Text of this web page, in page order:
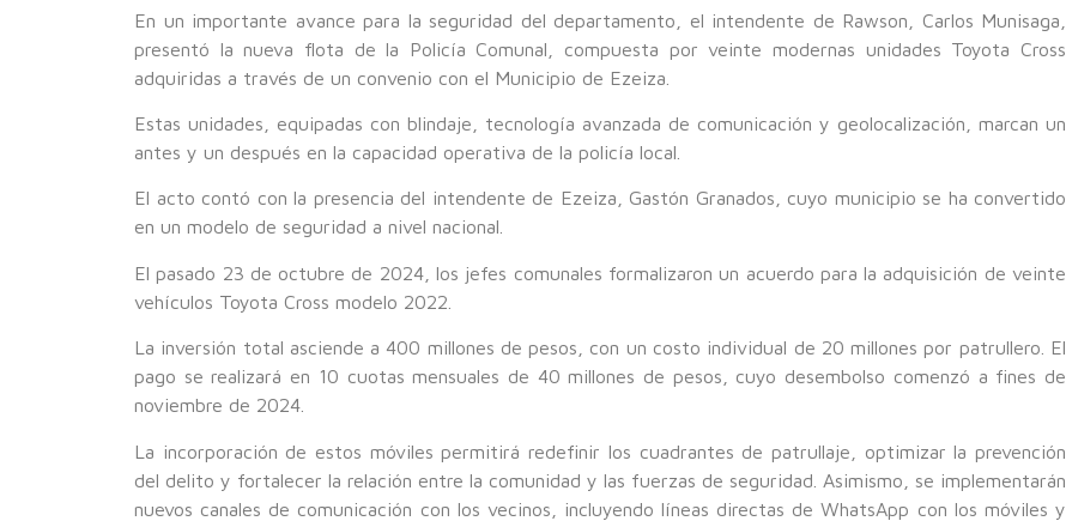
En un importante avance para la seguridad del departamento, el intendente de Rawson, Carlos Munisaga,
presentó la nueva flota de la Policía Comunal, compuesta por veinte modernas unidades Toyota Cross
adquiridas a través de un convenio con el Municipio de Ezeiza.
Estas unidades, equipadas con blindaje, tecnología avanzada de comunicación y geolocalización, marcan un
antes y un después en la capacidad operativa de la policía local.
El acto contó con la presencia del intendente de Ezeiza, Gastón Granados, cuyo municipio se ha convertido
en un modelo de seguridad a nivel nacional.
El pasado 23 de octubre de 2024, los jefes comunales formalizaron un acuerdo para la adquisición de veinte
vehículos Toyota Cross modelo 2022.
La inversión total asciende a 400 millones de pesos, con un costo individual de 20 millones por patrullero. El
pago se realizará en 10 cuotas mensuales de 40 millones de pesos, cuyo desembolso comenzó a fines de
noviembre de 2024.
La incorporación de estos móviles permitirá redefinir los cuadrantes de patrullaje, optimizar la prevención
del delito y fortalecer la relación entre la comunidad y las fuerzas de seguridad. Asimismo, se implementarán
nuevos canales de comunicación con los vecinos, incluyendo líneas directas de WhatsApp con los móviles y